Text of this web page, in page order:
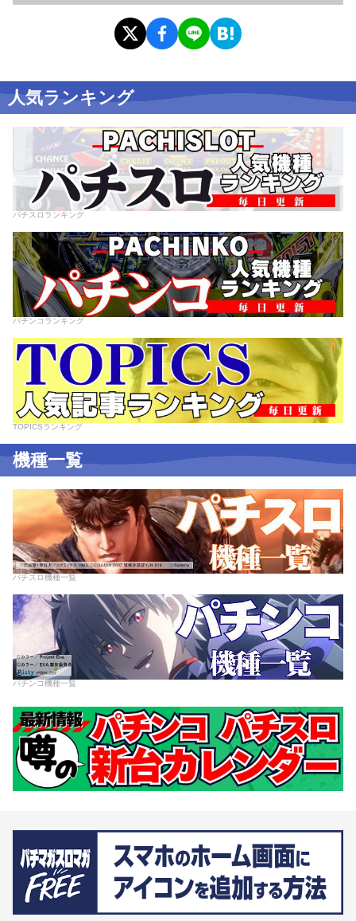
人気ランキング
パチスロランキング
パチンコランキング
TOPICSランキング
機種一覧
パチスロ機種一覧
パチンコ機種一覧